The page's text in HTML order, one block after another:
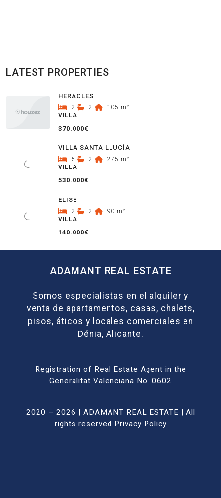
LATEST PROPERTIES
HERACLES
2 2 105 m²
VILLA
370.000€
VILLA SANTA LLUCÍA
5 2 275 m²
VILLA
530.000€
ELISE
2 2 90 m²
VILLA
140.000€
ADAMANT REAL ESTATE
Somos especialistas en el alquiler y
venta de apartamentos, casas, chalets,
pisos, áticos y locales comerciales en
Dénia, Alicante.
Registration of Real Estate Agent in the
Generalitat Valenciana No. 0602
2020 – 2026 | ADAMANT REAL ESTATE | All
rights reserved Privacy Policy